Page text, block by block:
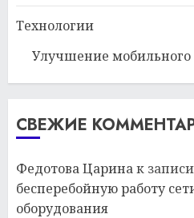
Технологии
Улучшение мобильного
СВЕЖИЕ
Федотова Царинак записи
бесперебойную работу
оборудования